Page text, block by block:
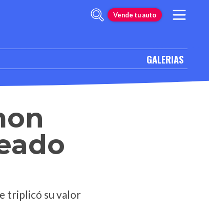
Vende tu auto
GALERIAS
triplicó su valor